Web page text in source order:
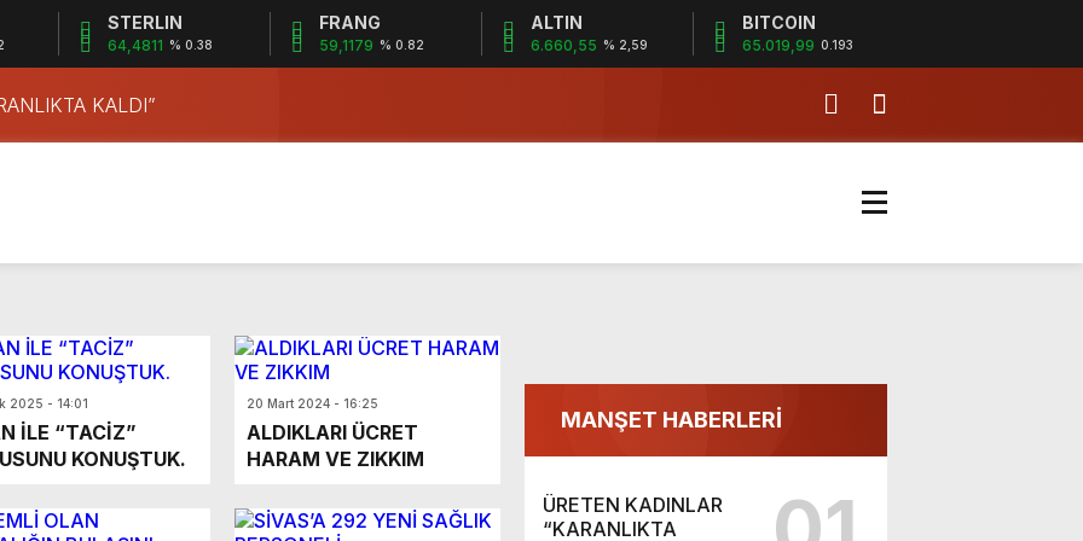
STERLIN
64,4811 % 0.38
FRANG
59,1179 % 0.82
ALTIN
6.660,55 % 2,59
BITCOIN
65.019,99 0.193
KAYBEDİYOR!
ÜRETEN KADINLAR “KARANLIKTA KALDI”
ELLER…
KORUNUYOR MU?
“PİŞTİ” YAPTI!
ÜRETEN KADINLAR “KARANLIKTA KALDI”
2025 - 14:01
İLE “TACİZ”
KONUŞTUK.
20 Mart 2024 - 16:25
ALDIKLARI ÜCRET
HARAM VE ZIKKIM
MANŞET HABERLERİ
ÜRETEN KADINLAR
“KARANLIKTA